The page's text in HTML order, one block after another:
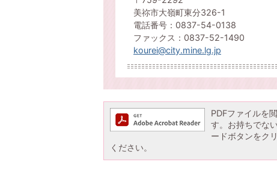
美祢市大嶺町東分326-1
電話番号：0837-54-0138
ファックス：0837-52-1490
kourei@city.mine.lg.jp
PDFファイルを
す。お持ちでな
ードボタンをク
ください。